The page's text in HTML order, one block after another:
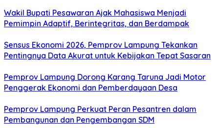
Wakil Bupati Pesawaran Ajak Mahasiswa Menjadi
Pemimpin Adaptif, Berintegritas, dan Berdampak
Sensus Ekonomi 2026, Pemprov Lampung Tekankan
Pentingnya Data Akurat untuk Kebijakan Tepat Sasaran
Pemprov Lampung Dorong Karang Taruna Jadi Motor
Penggerak Ekonomi dan Pemberdayaan Desa
Pemprov Lampung Perkuat Peran Pesantren dalam
Pembangunan dan Pengembangan SDM